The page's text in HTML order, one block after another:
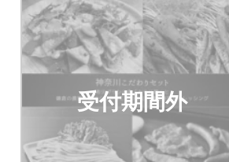
受付期間外